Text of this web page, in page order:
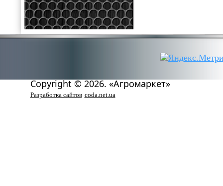
Copyright © 2026. «Агромаркет»
Разработка сайтов coda.net.ua